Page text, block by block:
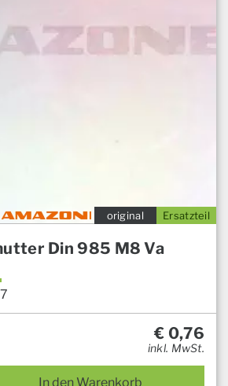
Ersatzteil
original
Din 985 M8 Va
€ 0,76
inkl. MwSt.
In den Warenkorb